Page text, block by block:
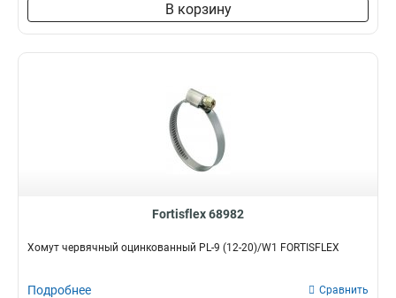
В корзину
Fortisflex 68982
Хомут червячный оцинкованный PL-9 (12-20)/W1 FORTISFLEX
Подробнее Сравнить